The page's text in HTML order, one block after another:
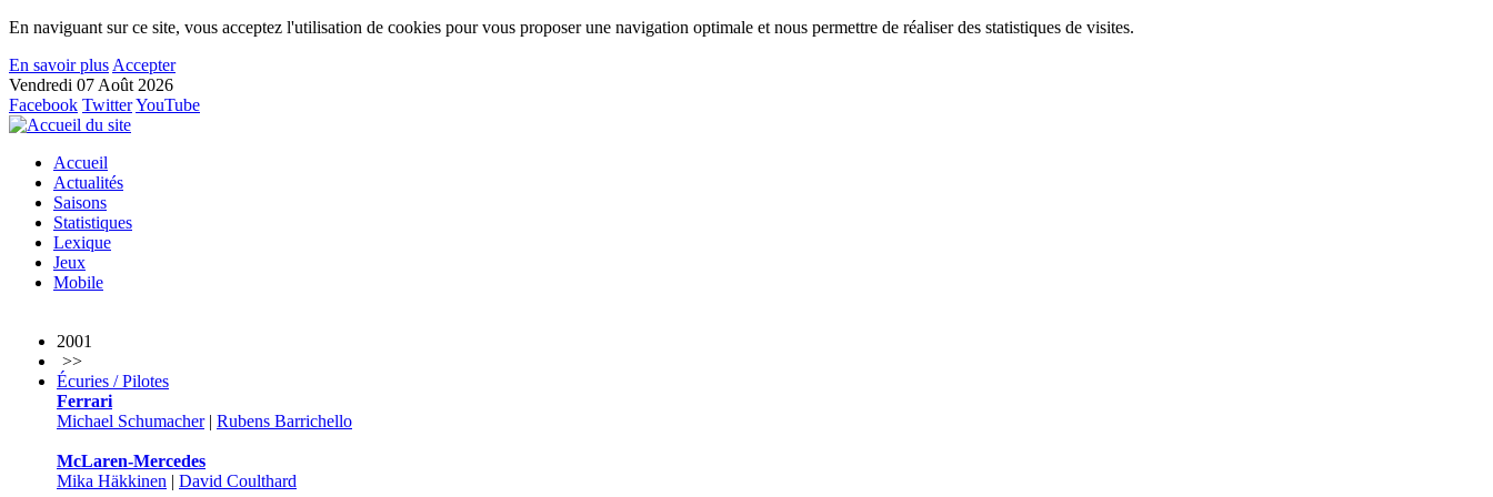
En naviguant sur ce site, vous acceptez l'utilisation de cookies pour vous proposer une navigation optimale et nous permettre de réaliser des statistiques de visites.
En savoir plus Accepter
Vendredi 07 Août 2026
Facebook TwitterYouTube
Accueil
Actualités
Saisons
Statistiques
Lexique
Jeux
Mobile
2001
>>
Écuries / Pilotes
Ferrari
Michael Schumacher| Rubens Barrichello
McLaren-Mercedes
Mika Häkkinen | David Coulthard